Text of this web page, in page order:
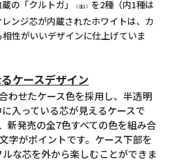
の「クルトガ」 （注1） を2種（内1種は
ンジ芯が内蔵されたホワイトは、カ
性がいいデザインに仕上げていま
ケースデザイン
せたケース色を採用し、半透明
入っている芯が見えるケースで
新発売の全7色すべての色を組み合
字がポイントです。ケース下部を
な芯を外から楽しむことができま